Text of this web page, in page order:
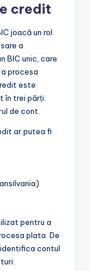
credit
joacă un rol
a
BIC unic, care
procesa
este
în trei părți:
de cont.
ar putea fi
pentru a
plata. De
contul